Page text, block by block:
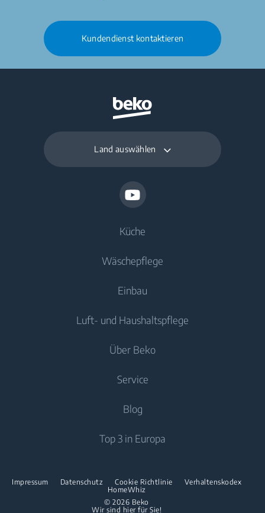
Kundendienst kontaktieren
Land auswählen
Küche
Kühlen
Gefriergeräte
Kühl-/Gefrierkombinationen
Freistehende Mikrowellen
Einbau-Kochfelder
Freistehende Geschirrspüler
Wäschepflege
Freistehende Waschmaschinen
Waschtrockner
Einbau
Luft- und Haushaltspflege
Klimageräte
Standventilator
Über Beko
Über uns
Partnerschaften
Service
Downloads
Reparaturinformationen & Ersatzteile
Garantie
Blog
Top 3 in Europa
© 2026 Beko
Impressum Datenschutz Cookie Richtlinie
Verhaltenskodex
HomeWhiz
Wir sind hier für Sie!